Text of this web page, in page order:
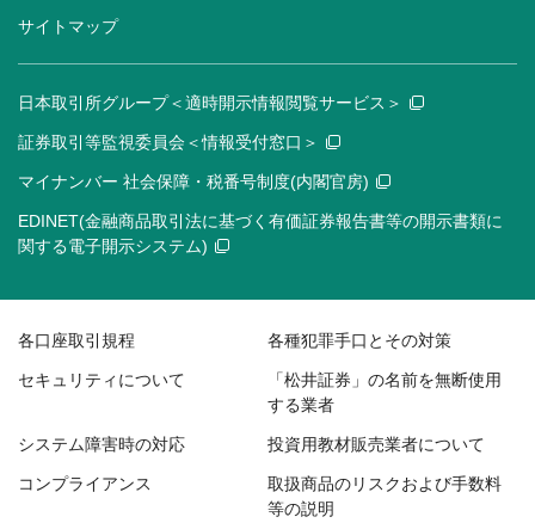
サイトマップ
日本取引所グループ＜適時開示情報閲覧サービス＞
証券取引等監視委員会＜情報受付窓口＞
マイナンバー 社会保障・税番号制度(内閣官房)
EDINET(金融商品取引法に基づく有価証券報告書等の開示書類に
関する電子開示システム)
各口座取引規程 各種犯罪手口とその対策
セキュリティについて
「松井証券」の名前を無断使用
する業者
システム障害時の対応 投資用教材販売業者について
コンプライアンス
取扱商品のリスクおよび手数料
等の説明